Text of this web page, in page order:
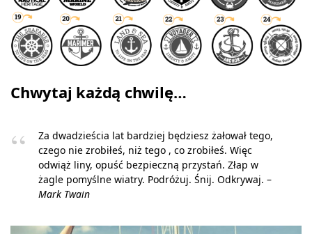
Chwytaj każdą chwilę…
Za dwadzieścia lat bardziej będziesz żałował tego,
czego nie zrobiłeś, niż tego , co zrobiłeś. Więc
odwiąż liny, opuść bezpieczną przystań. Złap w
żagle pomyślne wiatry. Podróżuj. Śnij. Odkrywaj. –
Mark Twain